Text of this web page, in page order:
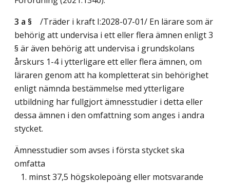
3 a §
/Träder i kraft I:2028-07-01/ En lärare som är
behörig att undervisa i ett eller flera ämnen enligt 3
§ är även behörig att undervisa i grundskolans
årskurs 1-4 i ytterligare ett eller flera ämnen, om
läraren genom att ha kompletterat sin behörighet
enligt nämnda bestämmelse med ytterligare
utbildning har fullgjort ämnesstudier i detta eller
dessa ämnen i den omfattning som anges i andra
stycket.
Ämnesstudier som avses i första stycket ska
omfatta
1. minst 37,5 högskolepoäng eller motsvarande